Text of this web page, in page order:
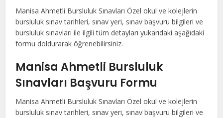
Manisa Ahmetli Bursluluk Sınavları Özel okul ve kolejlerin
bursluluk sınav tarihleri, sınav yeri, sınav başvuru bilgileri ve
bursluluk sınavları ile ilgili tüm detayları yukarıdaki aşağıdaki
formu doldurarak öğrenebilirsiniz.
Manisa Ahmetli Bursluluk
Sınavları Başvuru Formu
Manisa Ahmetli Bursluluk Sınavları Özel okul ve kolejlerin
bursluluk sınav tarihleri, sınav yeri, sınav başvuru bilgileri ve